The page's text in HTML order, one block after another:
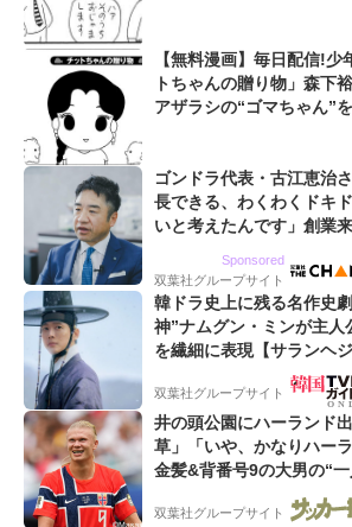
【無料漫画】毎日配信!
トちゃんの贈り物」森下
アザラシの“ゴマちゃん”
ゴンドラ代表・古江恵治
長できる、わくわくドキ
いと考えたんです」創業
Sponsored
双葉社グループサイト
韓ドラ史上に残る名作史
神”ナムグン・ミンが主人
を繊細に表現【サランヘジ
双葉社グループサイト
井の頭公園にハーランド
草」「いや、かなりハー
金髪&背番号9の大男の“
ー”映像が話題!「元気をも
双葉社グループサイト